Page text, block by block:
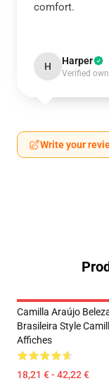
comfort.
H Harper
Verified
Write your
Camilla Araújo
Brasileira Style
Affiches
18,21 € - 42,22 €